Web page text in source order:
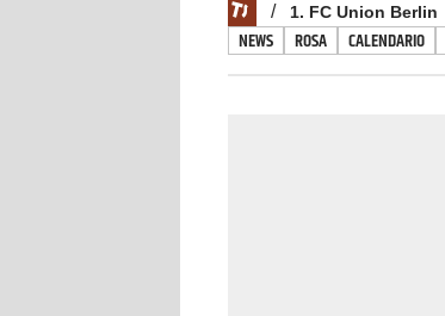
/ 1. FC Union Berlin
NEWS ROSA CALENDARIO